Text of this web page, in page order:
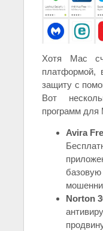
Хотя Mac
платформой,
защиту с
Вот
программ для
Avira
базовую
Norton